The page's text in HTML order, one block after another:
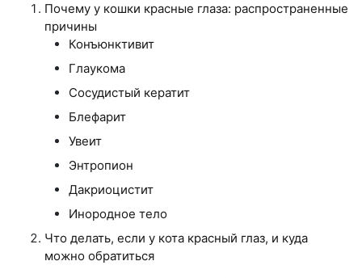
Почему у кошки красные глаза: распространенные
причины
Конъюнктивит
Глаукома
Сосудистый кератит
Блефарит
Увеит
Энтропион
Дакриоцистит
Инородное тело
Что делать, если у кота красный глаз, и куда
можно обратиться